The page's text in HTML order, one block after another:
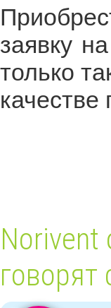
заявку
только
качестве
Norivent
говорят